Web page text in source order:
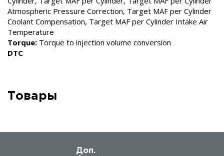
Atmospheric Pressure Correction, Target MAF per Cylinder
Coolant Compensation, Target MAF per Cylinder Intake Air
Temperature
Torque: Torque to injection volume conversion
DTC
Товары
Доп.